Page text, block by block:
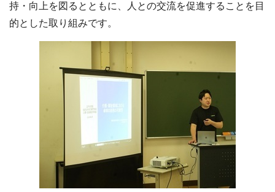
持・向上を図るとともに、人との交流を促進することを目
的とした取り組みです。